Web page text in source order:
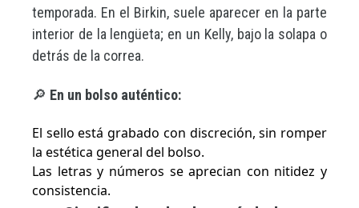
temporada. En el Birkin, suele aparecer en la parte
interior de la lengüeta; en un Kelly, bajo la solapa o
detrás de la correa.
🔎 En un bolso auténtico:
El sello está grabado con discreción, sin romper
la estética general del bolso.
Las letras y números se aprecian con nitidez y
consistencia.